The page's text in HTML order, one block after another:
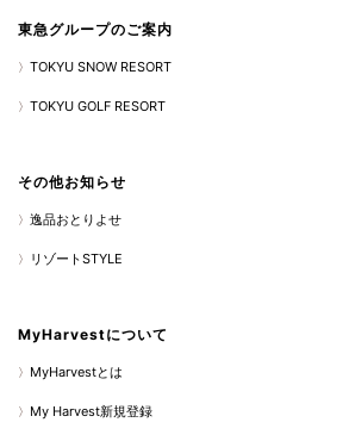
東急グループのご案内
TOKYU SNOW RESORT
TOKYU GOLF RESORT
その他お知らせ
逸品おとりよせ
リゾートSTYLE
MyHarvestについて
MyHarvestとは
My Harvest新規登録